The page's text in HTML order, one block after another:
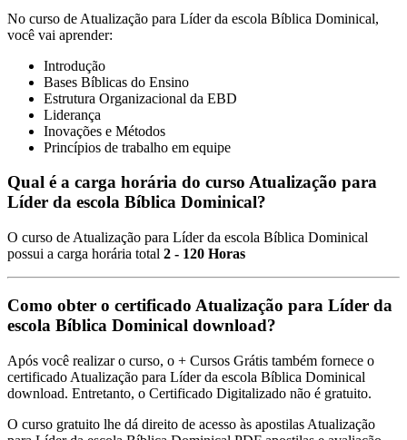
No curso de Atualização para Líder da escola Bíblica Dominical,
você vai aprender:
Introdução
Bases Bíblicas do Ensino
Estrutura Organizacional da EBD
Liderança
Inovações e Métodos
Princípios de trabalho em equipe
Qual é a carga horária do curso Atualização para
Líder da escola Bíblica Dominical?
O curso de Atualização para Líder da escola Bíblica Dominical
possui a carga horária total 2 - 120 Horas
Como obter o certificado Atualização para Líder da
escola Bíblica Dominical download?
Após você realizar o curso, o + Cursos Grátis também fornece o
certificado Atualização para Líder da escola Bíblica Dominical
download. Entretanto, o Certificado Digitalizado não é gratuito.
O curso gratuito lhe dá direito de acesso às apostilas Atualização